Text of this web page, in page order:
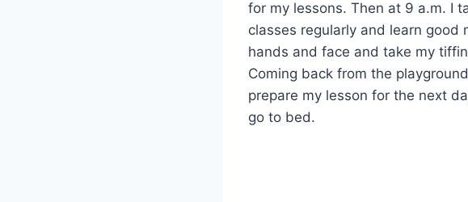
for my lessons. Then at 9 a.m. I
classes regularly and learn good
hands and face and take my
Coming back from the
prepare my lesson for the next
go to bed.